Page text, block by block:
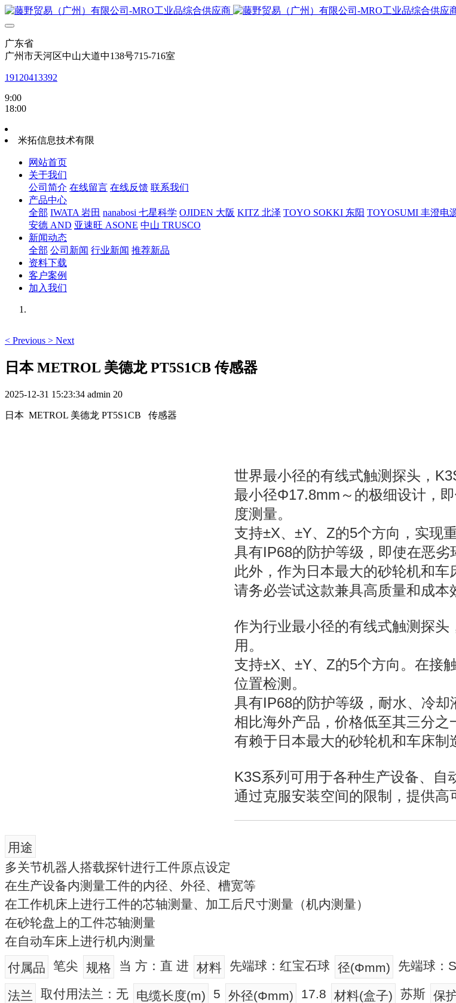
广东省
广州市天河区中山大道中138号715-716室
19120413392
9:00
18:00
米拓信息技术有限
网站首页
关于我们
公司简介 在线留言 在线反馈 联系我们
产品中心
全部 IWATA 岩田 nanabosi 七星科学 OJIDEN 大阪 KITZ 北泽 TOYO SOKKI 东阳 TOYOSUMI 丰澄电
安德 AND 亚速旺 ASONE 中山 TRUSCO
新闻动态
全部 公司新闻 行业新闻 推荐新品
资料下载
客户案例
加入我们
< Previous > Next
日本 METROL 美德龙 PT5S1CB 传感器
2025-12-31 15:23:34 admin 20
日本 METROL 美德龙 PT5S1CB 传感器
世界最小径的有线式触测探头，
最小径Φ17.8mm～的极细设计，
度测量。
支持±X、±Y、Z的5个方向，实现
具有IP68的防护等级，即使在恶劣
此外，作为日本最大的砂轮机和车
请务必尝试这款兼具高质量和成本
作为行业最小径的有线式触测探
用。
支持±X、±Y、Z的5个方向。在接
位置检测。
具有IP68的防护等级，耐水、冷却
相比海外产品，价格低至其三分之
有赖于日本最大的砂轮机和车床制
K3S系列可用于各种生产设备、自
通过克服安装空间的限制，提供高
用途
多关节机器人搭载探针进行工件原点设定
在生产设备内测量工件的内径、外径、槽宽等
在工作机床上进行工件的芯轴测量、加工后尺寸测量（机内测量）
在砂轮盘上的工件芯轴测量
在自动车床上进行机内测量
付属品
笔尖 规格 当 方：直 进 材料 先端球：红宝石球 径(Φmm) 先端球：
法兰 取付用法兰：无 电缆长度(m) 5 外径(Φmm) 17.8 材料(盒子) 苏斯 保